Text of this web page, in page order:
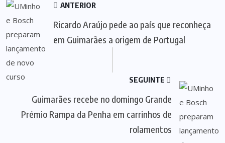
ANTERIOR
Ricardo Araújo pede ao país que reconheça
em Guimarães a origem de Portugal
SEGUINTE
Guimarães recebe no domingo Grande
Prémio Rampa da Penha em carrinhos de
rolamentos